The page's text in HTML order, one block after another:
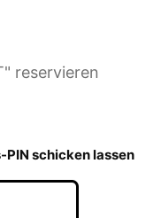
reservieren
PIN schicken lassen